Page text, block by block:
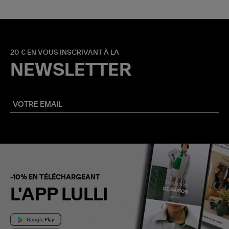
20 € EN VOUS INSCRIVANT À LA
NEWSLETTER
-10% EN TÉLÉCHARGEANT
L'APP LULLI